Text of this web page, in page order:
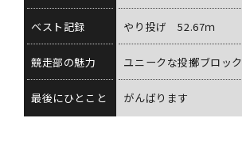
ベスト記録 やり投げ 52.67ｍ
競走部の魅力 ユニークな投擲ブロック
最後にひとこと がんばります